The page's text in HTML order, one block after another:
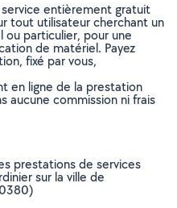
entièrement gratuit
tout utilisateur cherchant un
ou particulier, pour une
de matériel. Payez
fixé par vous,
en ligne de la prestation
aucune commission ni frais
prestations de services
sur la ville de